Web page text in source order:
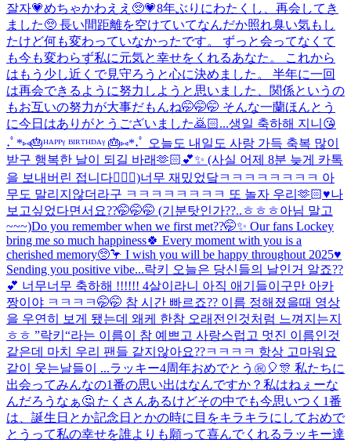
잘자💗めちゃかわええ🥺💗8年ぶりにわたくし、再会してき
ました🥺 長い間距離を空けていてなんだか照れ臭い気もし
たけど何も変わっていなかったです。 ずっと会ってなくて
も今も変わらず私に元気と幸せをくれるあなた。 これから
はもう少し近くで見守ろうと心に決めました。 半年に一回
は再会できるように努力しようと思いました、関係というの
もお互いの努力が大事だもんね🤭🤭🤭 そんな一蘭ほんとう
に今日はありがとうございました🙇🏻...생일 축하해 지니😘
˖ﾟ*⑅🎂ᴴᴬᴾᴾᵞ ᴮᴵᴿᵀᴴᴰᴬᵞ 🎂⑅*˖ﾟ 오늘도 내일도 사랑 가득 축복 많이
받구 행복한 날이 되길 바래🫶🏻💕✨ (사실 어제 8분 늦게 카톡
을 보내버린 접니다🙇🏻‍♀️)너무 재밌었닼ㅋㅋㅋㅋㅋㅋㅋㅋ 아
무도 말리지않더라구 ㅋㅋㅋㅋㅋㅋㅋㅋ 또 놀자 우리🫶🏻♥️나
보고싶었다면서요??🤭🤭🤭 (기분탓인가??..ㅎㅎㅎ아님 말고
~~~)Do you remember when we first met??🤭✨ Our fans Lockey
bring me so much happiness🍀 Every moment with you is a
cherished memory🥺🦩 I wish you will be happy throughout 2025♥️
Sending you positive vibe...락키 오늘은 당신들의 날인거 알죠??
💕 너무너무 축하해 !!!!!! 4살이라니 아직 애기들이구만 아카
짱이야 ㅋㅋㅋㅋ🤭🤭 참 시간 빠르죠?? 이름 정해졌을때 영상
을 우연히 보게 됐는데 왜케 한참 오래전인것처럼 느껴지는지
ㅎㅎ ”락키“라는 이름이 참 예쁘고 사랑스럽고 멋진 이름인것
같은데 마치 우리 팬들 같지않아요??ㅋㅋㅋㅋ 항상 고마워요
같이 웃는날들이 ...ラッキー4周年おめでとう㊗️🎈🎊 私たちに
出会ってみんなの1番の思い出はなんですか？私はねぇーな
んだろうなぁ🤔 たくさんあるけどその中でも今思いつく1番
は、誕生日とか記念日とかの時に目をキラキラにしておめで
とうって私の幸せを誰よりも願って喜んでくれるラッキー達